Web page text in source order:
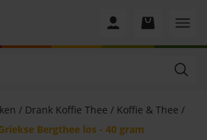
/ Drank Koffie Thee / Koffie & Thee /
Bergthee los - 40 gram